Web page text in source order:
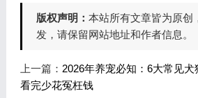
版权声明： 本站所有文章皆为原创
发，请保留网站地址和作者信息。
上一篇： 2026年养宠必知：6大常见犬
看完少花冤枉钱